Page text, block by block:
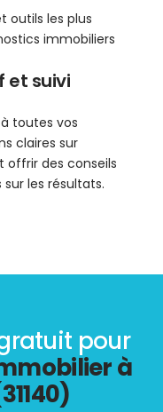
outils les plus
immobiliers
et suivi
toutes vos
claires sur
offrir des conseils
les résultats.
pour
à